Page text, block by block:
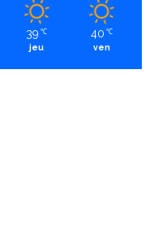
39 ℃
jeu
40 ℃
ven